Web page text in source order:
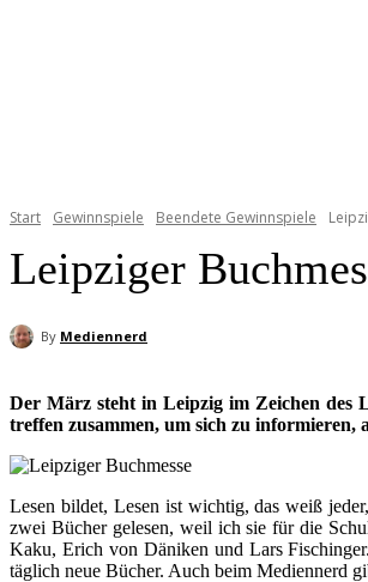
Start Gewinnspiele Beendete Gewinnspiele
Leipziger
By Mediennerd
Der März steht in Leipzig im Zeichen des
treffen zusammen, um sich zu informieren,
Lesen bildet, Lesen ist wichtig, das weiß
zwei Bücher gelesen, weil ich sie für die
Kaku, Erich von Däniken und Lars
täglich neue Bücher. Auch beim Mediennerd